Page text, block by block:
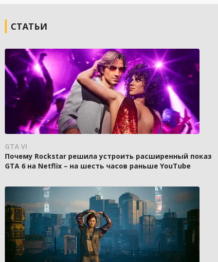
СТАТЬИ
GTA VI
Почему Rockstar решила устроить расширенный показ
GTA 6 на Netflix – на шесть часов раньше YouTube